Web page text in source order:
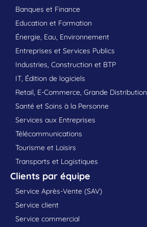
Banques et Finance
Education et Formation
Énergie, Eau, Environnement
Entreprises et Services Publics
Industries, Construction et BTP
IT, Édition de logiciels
Retail, E-Commerce, Grande Distribution
Santé et Soins à la Personne
Services aux Entreprises
Télécommunications
Tourisme et Loisirs
Transports et Logistiques
Clients par équipe
Service Après-Vente (SAV)
Service client
Service commercial